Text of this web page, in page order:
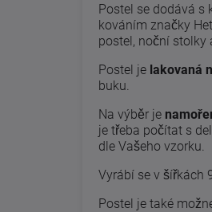
Postel se dodává s
kováním značky
postel, noční stolky
Postel je lakovaná
buku.
Na výběr je
je třeba počítat s
dle Vašeho vzorku.
Vyrábí se v šířkách
Postel je také